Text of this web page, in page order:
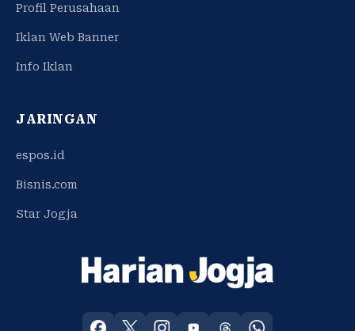
Profil Perusahaan
Iklan Web Banner
Info Iklan
JARINGAN
espos.id
Bisnis.com
Star Jogja